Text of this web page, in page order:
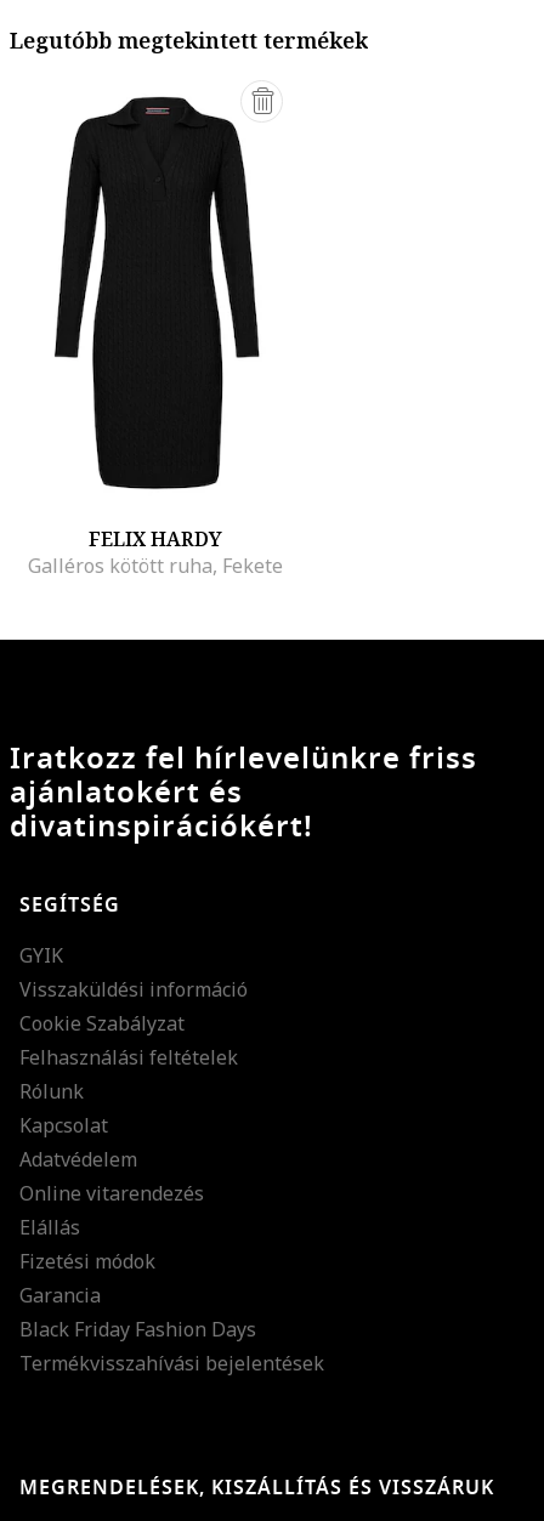
Legutóbb megtekintett termékek
FELIX HARDY
Galléros kötött ruha, Fekete
Iratkozz fel hírlevelünkre friss
ajánlatokért és
divatinspirációkért!
SEGÍTSÉG
GYIK
Visszaküldési információ
Cookie Szabályzat
Felhasználási feltételek
Rólunk
Kapcsolat
Adatvédelem
Online vitarendezés
Elállás
Fizetési módok
Garancia
Black Friday Fashion Days
Termékvisszahívási bejelentések
MEGRENDELÉSEK, KISZÁLLÍTÁS ÉS VISSZÁRUK